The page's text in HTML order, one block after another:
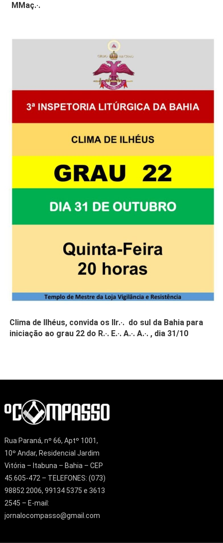
MMaç.·.
Clima de Ilhéus, convida os IIr.·. do sul da Bahia para
iniciação ao grau 22 do R.·. E.·. A.·. A.·. , dia 31/10
Rua Paraná, nº 66, Aptº 1001,
10º Andar, Residencial Jardim
Vitória – Itabuna – Bahia – CEP
45.605-472 – TELEFONES: (073)
98852 2006, 99134 5375 e 3613
2545 – E-mail:
jornalocompasso@gmail.com